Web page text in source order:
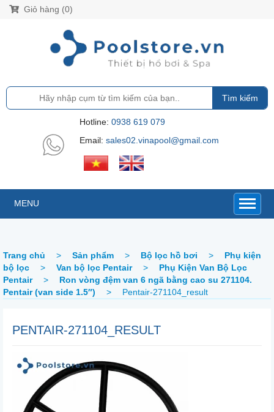
Giỏ hàng (0)
Tìm kiếm
Hotline: 0938 619 079
Email: sales02.vinapool@gmail.com
MENU
Trang chủ > Sản phẩm > Bộ lọc hồ bơi >
Phụ kiện
bộ lọc
> Van bộ lọc Pentair >
Phụ Kiện Van Bộ Lọc
Pentair
>
Ron vòng đệm van 6 ngã bằng cao su 271104.
Pentair (van side 1.5″)
> Pentair-271104_result
PENTAIR-271104_RESULT